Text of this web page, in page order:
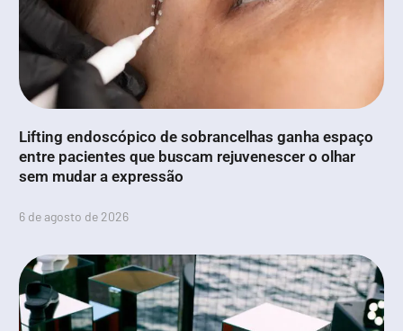
Lifting endoscópico de sobrancelhas ganha espaço
entre pacientes que buscam rejuvenescer o olhar
sem mudar a expressão
6 de agosto de 2026